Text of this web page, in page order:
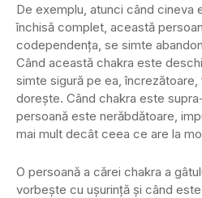
De exemplu, atunci când cineva
închisă complet, această
codependența, se simte
Când această chakra este
simte sigură pe ea,
dorește. Când chakra este
persoană este nerăbdătoare,
mai mult decât ceea ce are la
O persoană a cărei chakra a
vorbește cu ușurință și când